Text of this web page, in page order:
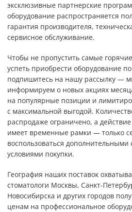
эксклюзивные партнерские
оборудование распространяется
гарантия производителя,
сервисное обслуживание.​
Чтобы не пропустить самые
успеть приобрести оборудование
подпишитесь на нашу рассылку —
информируем о новых акциях
на популярные позиции и
с максимальной выгодой.
распродаже ограничено, а
имеет временные рамки — только
воспользоваться
условиями покупки.​
География наших поставок
стоматологи Москвы, Санкт-
Новосибирска и других городов
ценам на профессиональное